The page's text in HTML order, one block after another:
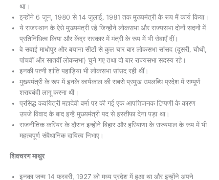
था।
इन्होंने 6 जून, 1980 से 14 जुलाई, 1981 तक मुख्यमंत्री के रूप में कार्य किया।
ये राजस्थान के ऐसे मुख्यमंत्री रहे जिन्होंने लोकसभा और राज्यसभा दोनों सदनों में
प्रतिनिधित्व किया और केंद्र सरकार में मंत्री के रूप में भी सेवाएँ दीं।
वे सवाई माधोपुर और बयाना सीटों से कुल चार बार लोकसभा सांसद (दूसरी, चौथी,
पांचवीं और सातवीं लोकसभा) चुने गए तथा दो बार राज्यसभा सदस्य रहे।
इनकी पत्नी शांति पहाड़िया भी लोकसभा सांसद रही थीं।
मुख्यमंत्री के रूप में इनके कार्यकाल की सबसे प्रमुख उपलब्धि प्रदेश में सम्पूर्ण
शराबबंदी लागू करना थी।
प्रसिद्ध कवयित्री महादेवी वर्मा पर की गई एक आपत्तिजनक टिप्पणी के कारण
उपजे विवाद के बाद इन्हें मुख्यमंत्री पद से इस्तीफा देना पड़ा था।
राजनीतिक करियर के दौरान इन्होंने बिहार और हरियाणा के राज्यपाल के रूप में भी
महत्वपूर्ण संवैधानिक दायित्व निभाए।
शिवचरण माथुर
इनका जन्म 14 फरवरी, 1927 को मध्य प्रदेश में हुआ था और इन्होंने अपने